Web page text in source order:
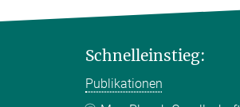
Schnelleinstieg:
Publikationen